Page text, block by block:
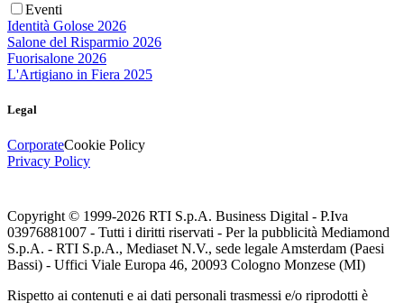
Eventi
Identità Golose 2026
Salone del Risparmio 2026
Fuorisalone 2026
L'Artigiano in Fiera 2025
Legal
CorporateCookie Policy
Privacy Policy
Copyright © 1999-2026 RTI S.p.A. Business Digital - P.Iva
03976881007 - Tutti i diritti riservati - Per la pubblicità Mediamond
S.p.A. - RTI S.p.A., Mediaset N.V., sede legale Amsterdam (Paesi
Bassi) - Uffici Viale Europa 46, 20093 Cologno Monzese (MI)
Rispetto ai contenuti e ai dati personali trasmessi e/o riprodotti è